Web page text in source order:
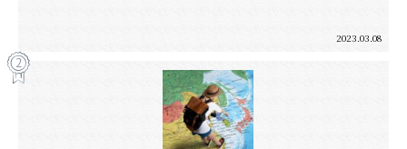
2023.03.08